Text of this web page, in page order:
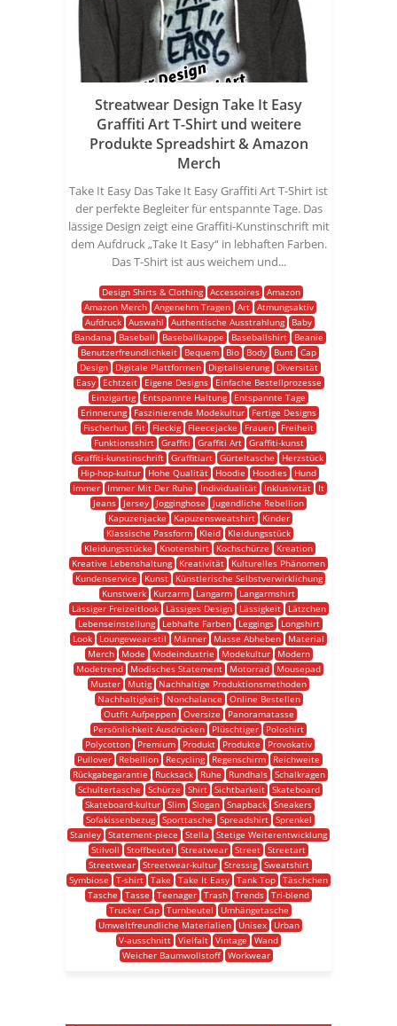
Streatwear Design Take It Easy
Graffiti Art T-Shirt und weitere
Produkte Spreadshirt & Amazon
Merch
Take It Easy Das Take It Easy Graffiti Art T-Shirt ist
der perfekte Begleiter für entspannte Tage. Das
lässige Design zeigt eine Graffiti-Kunstinschrift mit
dem Aufdruck „Take It Easy“ in lebhaften Farben.
Das T-Shirt ist aus weichem und...
Design Shirts & Clothing Accessoires
Amazon
Amazon Merch
Angenehm Tragen Art
Atmungsaktiv
Aufdruck Auswahl Authentische Ausstrahlung
Baby
Bandana
Baseball Baseballkappe Baseballshirt
Beanie
Benutzerfreundlichkeit
Bequem Bio Body Bunt Cap
Design
Digitale Plattformen Digitalisierung
Diversität
Easy
Echtzeit Eigene Designs
Einfache Bestellprozesse
Einzigartig
Entspannte Haltung
Entspannte Tage
Erinnerung
Faszinierende Modekultur
Fertige Designs
Fischerhut
Fit Fleckig Fleecejacke Frauen
Freiheit
Funktionsshirt
Graffiti Graffiti Art
Graffiti-kunst
Graffiti-kunstinschrift
Graffitiart Gürteltasche
Herzstück
Hip-hop-kultur
Hohe Qualität Hoodie Hoodies
Hund
Immer
Immer Mit Der Ruhe Individualität Inklusivität
It
Jeans
Jersey Jogginghose
Jugendliche Rebellion
Kapuzenjacke
Kapuzensweatshirt
Kinder
Klassische Passform
Kleid
Kleidungsstück
Kleidungsstücke
Knotenshirt Kochschürze
Kreation
Kreative Lebenshaltung
Kreativität
Kulturelles Phänomen
Kundenservice
Kunst
Künstlerische Selbstverwirklichung
Kunstwerk
Kurzarm Langarm
Langarmshirt
Lässiger Freizeitlook
Lässiges Design Lässigkeit
Lätzchen
Lebenseinstellung
Lebhafte Farben Leggings
Longshirt
Look
Loungewear-stil Männer Masse Abheben
Material
Merch
Mode Modeindustrie Modekultur
Modern
Modetrend
Modisches Statement Motorrad
Mousepad
Muster
Mutig
Nachhaltige Produktionsmethoden
Nachhaltigkeit
Nonchalance
Online Bestellen
Outfit Aufpeppen
Oversize
Panoramatasse
Persönlichkeit Ausdrücken
Plüschtiger
Poloshirt
Polycotton
Premium Produkt Produkte
Provokativ
Pullover
Rebellion Recycling Regenschirm
Reichweite
Rückgabegarantie
Rucksack Ruhe Rundhals
Schalkragen
Schultertasche
Schürze Shirt Sichtbarkeit
Skateboard
Skateboard-kultur Slim Slogan Snapback Sneakers
Sofakissenbezug
Sporttasche Spreadshirt
Sprenkel
Stanley Statement-piece Stella
Stetige Weiterentwicklung
Stilvoll
Stoffbeutel Streatwear Street Streetart
Streetwear
Streetwear-kultur Stressig
Sweatshirt
Symbiose
T-shirt Take Take It Easy Tank Top Täschchen
Tasche
Tasse Teenager Trash Trends Tri-blend
Trucker Cap
Turnbeutel
Umhängetasche
Umweltfreundliche Materialien
Unisex
Urban
V-ausschnitt Vielfalt Vintage
Wand
Weicher Baumwollstoff Workwear